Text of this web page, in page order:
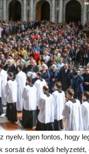
nyelv. Igen fontos, hogy
és valódi helyzetét,